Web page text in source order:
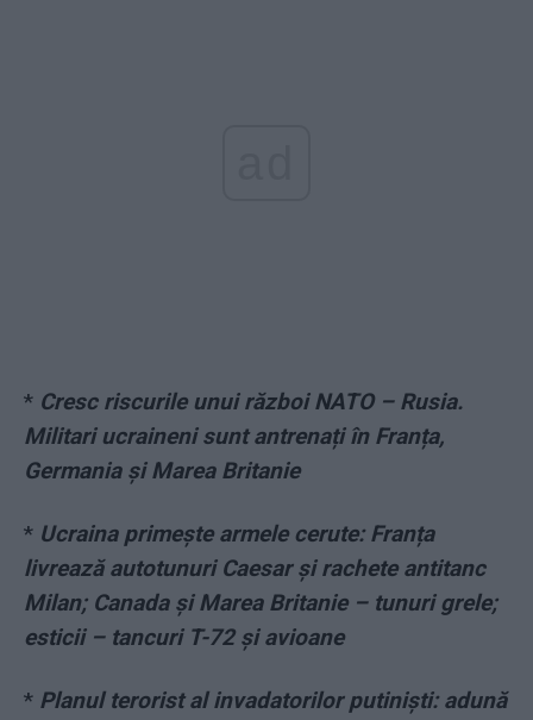
* Cresc riscurile unui război NATO – Rusia.
Militari ucraineni sunt antrenați în Franța,
Germania și Marea Britanie
* Ucraina primește armele cerute: Franța
livrează autotunuri Caesar și rachete antitanc
Milan; Canada și Marea Britanie – tunuri grele;
esticii – tancuri T-72 și avioane
* Planul terorist al invadatorilor putiniști: adună